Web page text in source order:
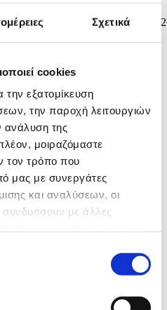
Σχετικά
cookies
την εξατομίκευση
την παροχή λειτουργιών
ανάλυση της
μοιραζόμαστε
τον τρόπο που
μας με συνεργάτες
και αναλύσεων, οι
συνδυάσουν με άλλες
at the Milano Cortina